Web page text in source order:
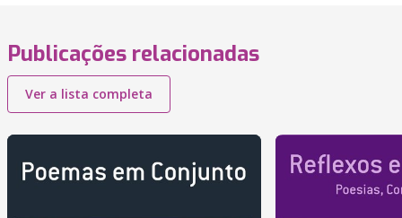
Publicações relacionadas
Ver a lista completa